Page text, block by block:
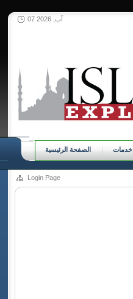
07 آب, 2026
الصفحة الرئيسية خدمات
Login Page